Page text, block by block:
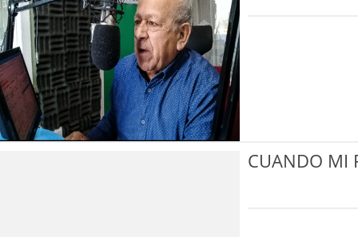
CUANDO MI